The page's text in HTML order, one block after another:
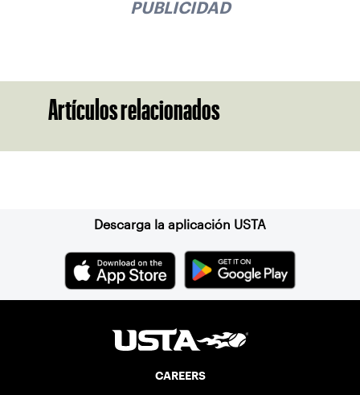
PUBLICIDAD
Artículos relacionados
Descarga la aplicación USTA
CAREERS